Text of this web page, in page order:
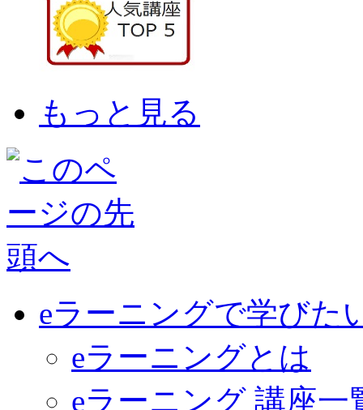
もっと見る
eラーニングで学びた
eラーニングとは
eラーニング 講座一